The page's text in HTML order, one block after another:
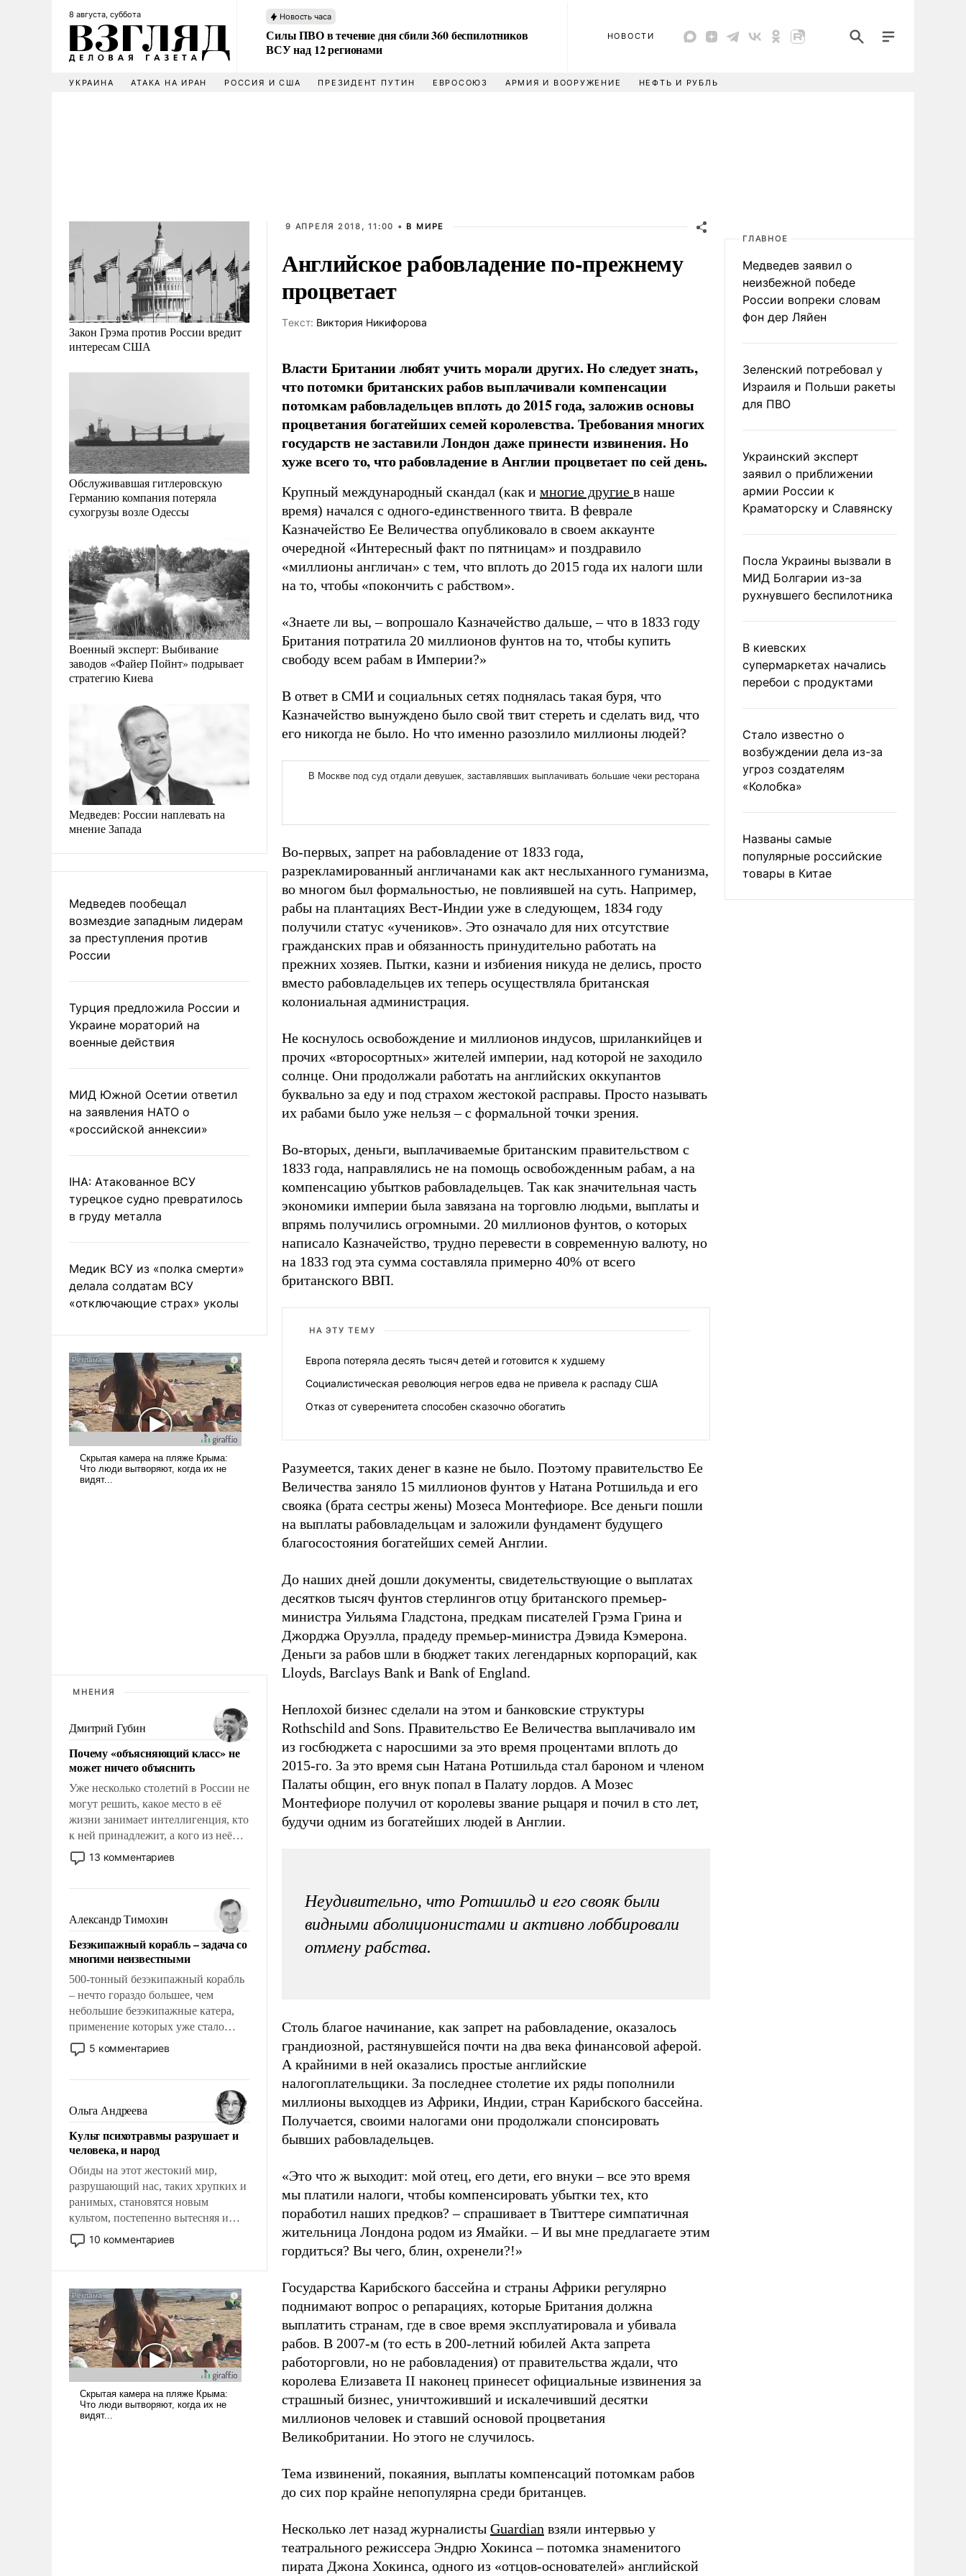
8 августа, суббота Новость часа
Силы ПВО в течение дня сбили 360 беспилотников
ВСУ над 12 регионами
НОВОСТИ
УКРАИНА АТАКА НА ИРАН РОССИЯ И США ПРЕЗИДЕНТ ПУТИН ЕВРОСОЮЗ АРМИЯ И ВООРУЖЕНИЕ НЕФТЬ И РУБЛЬ
Закон Грэма против России вредит
интересам США
Обслуживавшая гитлеровскую
Германию компания потеряла
сухогрузы возле Одессы
Военный эксперт: Выбивание
заводов «Файер Пойнт» подрывает
стратегию Киева
Медведев: России наплевать на
мнение Запада
Медведев пообещал
возмездие западным лидерам
за преступления против
России
Турция предложила России и
Украине мораторий на
военные действия
МИД Южной Осетии ответил
на заявления НАТО о
«российской аннексии»
IHA: Атакованное ВСУ
турецкое судно превратилось
в груду металла
Медик ВСУ из «полка смерти»
делала солдатам ВСУ
«отключающие страх» уколы
МНЕНИЯ
Дмитрий Губин
Почему «объясняющий класс» не
может ничего объяснить
Уже несколько столетий в России не
могут решить, какое место в её
жизни занимает интеллигенция, кто
к ней принадлежит, а кого из неё
исключили с правом
восстановления и без оного. И чем
казалось, что эти вопросы решены
раз и навсегда, но – нет, не решены.
13 комментариев
Александр Тимохин
Безэкипажный корабль – задача со
многими неизвестными
500-тонный безэкипажный корабль
– нечто гораздо большее, чем
небольшие безэкипажные катера,
применение которых уже стало
обыденностью. Задача по созданию
такого корабля очень сложна и
реализация радикально поднимет
наши боевые возможности.
5 комментариев
Ольга Андреева
Культ психотравмы разрушает и
человека, и народ
Обиды на этот жестокий мир,
разрушающий нас, таких хрупких и
ранимых, становятся новым
культом, постепенно вытесняя и
отменяя традиционное требование к
человеку – быть мужественным и
слабым, идти вперед и
адаптироваться.
10 комментариев
9 АПРЕЛЯ 2018, 11:00 • В МИРЕ
Английское рабовладение по-прежнему
процветает
Tекст: Виктория Никифорова
Власти Британии любят учить морали других. Но следует знать,
что потомки британских рабов выплачивали компенсации
потомкам рабовладельцев вплоть до 2015 года, заложив основы
процветания богатейших семей королевства. Требования многих
государств не заставили Лондон даже принести извинения. Но
хуже всего то, что рабовладение в Англии процветает по сей день.
Крупный международный скандал (как и многие другие в наше
время) начался с одного-единственного твита. В феврале
Казначейство Ее Величества опубликовало в своем аккаунте
очередной «Интересный факт по пятницам» и поздравило
«миллионы англичан» с тем, что вплоть до 2015 года их налоги шли
на то, чтобы «покончить с рабством».
«Знаете ли вы, – вопрошало Казначейство дальше, – что в 1833 году
Британия потратила 20 миллионов фунтов на то, чтобы купить
свободу всем рабам в Империи?»
В ответ в СМИ и социальных сетях поднялась такая буря, что
Казначейство вынуждено было свой твит стереть и сделать вид, что
его никогда не было. Но что именно разозлило миллионы людей?
Во-первых, запрет на рабовладение от 1833 года,
разрекламированный англичанами как акт неслыханного гуманизма,
во многом был формальностью, не повлиявшей на суть. Например,
рабы на плантациях Вест-Индии уже в следующем, 1834 году
получили статус «учеников». Это означало для них отсутствие
гражданских прав и обязанность принудительно работать на
прежних хозяев. Пытки, казни и избиения никуда не делись, просто
вместо рабовладельцев их теперь осуществляла британская
колониальная администрация.
Не коснулось освобождение и миллионов индусов, шриланкийцев и
прочих «второсортных» жителей империи, над которой не заходило
солнце. Они продолжали работать на английских оккупантов
буквально за еду и под страхом жестокой расправы. Просто называть
их рабами было уже нельзя – с формальной точки зрения.
Во-вторых, деньги, выплачиваемые британским правительством с
1833 года, направлялись не на помощь освобожденным рабам, а на
компенсацию убытков рабовладельцев. Так как значительная часть
экономики империи была завязана на торговлю людьми, выплаты и
впрямь получились огромными. 20 миллионов фунтов, о которых
написало Казначейство, трудно перевести в современную валюту, но
на 1833 год эта сумма составляла примерно 40% от всего
британского ВВП.
НА ЭТУ ТЕМУ
Европа потеряла десять тысяч детей и готовится к худшему
Социалистическая революция негров едва не привела к распаду США
Отказ от суверенитета способен сказочно обогатить
Разумеется, таких денег в казне не было. Поэтому правительство Ее
Величества заняло 15 миллионов фунтов у Натана Ротшильда и его
свояка (брата сестры жены) Мозеса Монтефиоре. Все деньги пошли
на выплаты рабовладельцам и заложили фундамент будущего
благосостояния богатейших семей Англии.
До наших дней дошли документы, свидетельствующие о выплатах
десятков тысяч фунтов стерлингов отцу британского премьер-
министра Уильяма Гладстона, предкам писателей Грэма Грина и
Джорджа Оруэлла, прадеду премьер-министра Дэвида Кэмерона.
Деньги за рабов шли в бюджет таких легендарных корпораций, как
Lloyds, Barclays Bank и Bank of England.
Неплохой бизнес сделали на этом и банковские структуры
Rothschild and Sons. Правительство Ее Величества выплачивало им
из госбюджета с наросшими за это время процентами вплоть до
2015-го. За это время сын Натана Ротшильда стал бароном и членом
Палаты общин, его внук попал в Палату лордов. А Мозес
Монтефиоре получил от королевы звание рыцаря и почил в сто лет,
будучи одним из богатейших людей в Англии.
Неудивительно, что Ротшильд и его свояк были
видными аболиционистами и активно лоббировали
отмену рабства.
Столь благое начинание, как запрет на рабовладение, оказалось
грандиозной, растянувшейся почти на два века финансовой аферой.
А крайними в ней оказались простые английские
налогоплательщики. За последнее столетие их ряды пополнили
миллионы выходцев из Африки, Индии, стран Карибского бассейна.
Получается, своими налогами они продолжали спонсировать
бывших рабовладельцев.
«Это что ж выходит: мой отец, его дети, его внуки – все это время
мы платили налоги, чтобы компенсировать убытки тех, кто
поработил наших предков? – спрашивает в Твиттере симпатичная
жительница Лондона родом из Ямайки. – И вы мне предлагаете этим
гордиться? Вы чего, блин, охренели?!»
Государства Карибского бассейна и страны Африки регулярно
поднимают вопрос о репарациях, которые Британия должна
выплатить странам, где в свое время эксплуатировала и убивала
рабов. В 2007-м (то есть в 200-летний юбилей Акта запрета
работорговли, но не рабовладения) от правительства ждали, что
королева Елизавета II наконец принесет официальные извинения за
страшный бизнес, уничтоживший и искалечивший десятки
миллионов человек и ставший основой процветания
Великобритании. Но этого не случилось.
Тема извинений, покаяния, выплаты компенсаций потомкам рабов
до сих пор крайне непопулярна среди британцев.
Несколько лет назад журналисты Guardian взяли интервью у
театрального режиссера Эндрю Хокинса – потомка знаменитого
пирата Джона Хокинса, одного из «отцов-основателей» английской
ГЛАВНОЕ
Медведев заявил о
неизбежной победе
России вопреки словам
фон дер Ляйен
Зеленский потребовал у
Израиля и Польши ракеты
для ПВО
Украинский эксперт
заявил о приближении
армии России к
Краматорску и Славянску
Посла Украины вызвали в
МИД Болгарии из-за
рухнувшего беспилотника
В киевских
супермаркетах начались
перебои с продуктами
Стало известно о
возбуждении дела из-за
угроз создателям
«Колобка»
Названы самые
популярные российские
товары в Китае